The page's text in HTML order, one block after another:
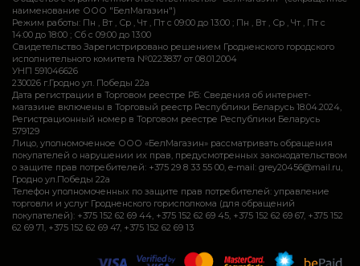
наименование ООО "БелМагазин")
Режим работы: Пн , Вт , Ср , Чт , Пт c 09:00 до 13:00 ; Пн , Вт , Ср , Чт , Пт c
14:00 до 18:00 ; Сб c 09:00 до 13:00
Свидетельство Зарегистрировано решением Гродненского городского
исполнительного комитета №0223837 от 08.01.2004
УНП 591046626
230026 г.Гродно ул. Победы 22а
Дата регистрации в Торговом реестре РБ: Сведения об интернет-
магазине включены в Торговый реестр Республики Беларусь 18.04.2024,
Регистрационный номер в Торговом реестре Республики Беларусь
579129
Лицо, уполномоченное ООО «БелМагазин» рассматривать обращения
покупателей о нарушении их прав, предусмотренных законодательством
о защите прав потребителей: +375 29 8 33 55 00, e-mail: grey20456@mail.ru,
Гродно ул.Победы 22а
Телефон уполномоченных по защите прав потребителей: управление
торговли и услуг Гродненского горисполкома (для обращений
покупателей): +375 152 62 69 44, +375 152 62 69 45, +375 152 62 69 67, +375 152
62 69 71, +375 152 62 69 47, +375 152 62 69 13